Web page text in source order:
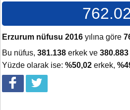
Erzurum nüfusu 2016 yılına göre
Bu nüfus, 381.138 erkek ve 380.883
Yüzde olarak ise: %50,02 erkek,